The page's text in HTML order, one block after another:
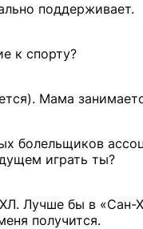
поддерживает.
к спорту?
Мама
болельщиков
играть ты?
Лучше бы в
получится.